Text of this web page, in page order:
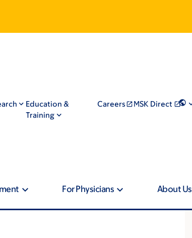
Education &
Training
Careers MSK Direct
For Physicians About Us